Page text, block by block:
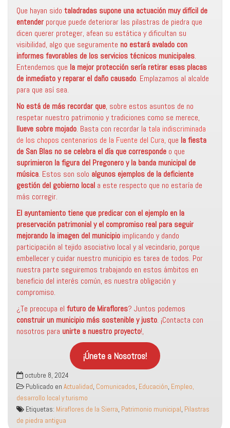
Que hayan sido taladradas supone una actuación muy difícil de
entender porque puede deteriorar las pilastras de piedra que
dicen querer proteger, afean su estática y dificultan su
visibilidad, algo que seguramente no estará avalado con
informes favorables de los servicios técnicos municipales.
Entendemos que la mejor protección sería retirar esas placas
de inmediato y reparar el daño causado. Emplazamos al alcalde
para que así sea.
No está de más recordar que, sobre estos asuntos de no
respetar nuestro patrimonio y tradiciones como se merece,
llueve sobre mojado. Basta con recordar la tala indiscriminada
de los chopos centenarios de la Fuente del Cura, que la fiesta
de San Blas no se celebra el día que corresponde o que
suprimieron la figura del Pregonero y la banda municipal de
música. Estos son solo algunos ejemplos de la deficiente
gestión del gobierno local a este respecto que no estaría de
más corregir.
El ayuntamiento tiene que predicar con el ejemplo en la
preservación patrimonial y el compromiso real para seguir
mejorando la imagen del municipio implicando y dando
participación al tejido asociativo local y al vecindario, porque
embellecer y cuidar nuestro municipio es tarea de todos. Por
nuestra parte seguiremos trabajando en estos ámbitos en
beneficio del interés común, es nuestra obligación y
compromiso.
¿Te preocupa el futuro de Miraflores? Juntos podemos
construir un municipio más sostenibley justo. ¡Contacta con
nosotros para unirte a nuestro proyecto!,
¡Únete a Nosotros!
octubre 8, 2024
Publicado en Actualidad, Comunicados, Educación, Empleo,
desarrollo local y turismo
Etiquetas: Miraflores de la Sierra, Patrimonio municipal, Pilastras
de piedra antigua